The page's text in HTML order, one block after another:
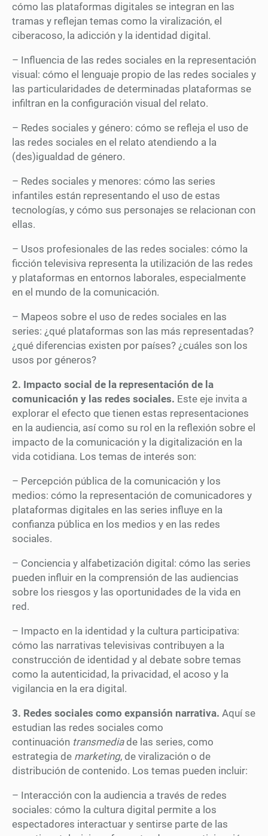
cómo las plataformas digitales se integran en las
tramas y reflejan temas como la viralización, el
ciberacoso, la adicción y la identidad digital.
– Influencia de las redes sociales en la representación
visual: cómo el lenguaje propio de las redes sociales y
las particularidades de determinadas plataformas se
infiltran en la configuración visual del relato.
– Redes sociales y género: cómo se refleja el uso de
las redes sociales en el relato atendiendo a la
(des)igualdad de género.
– Redes sociales y menores: cómo las series
infantiles están representando el uso de estas
tecnologías, y cómo sus personajes se relacionan con
ellas.
– Usos profesionales de las redes sociales: cómo la
ficción televisiva representa la utilización de las redes
y plataformas en entornos laborales, especialmente
en el mundo de la comunicación.
– Mapeos sobre el uso de redes sociales en las
series: ¿qué plataformas son las más representadas?
¿qué diferencias existen por países? ¿cuáles son los
usos por géneros?
2. Impacto social de la representación de la
comunicación y las redes sociales. Este eje invita a
explorar el efecto que tienen estas representaciones
en la audiencia, así como su rol en la reflexión sobre el
impacto de la comunicación y la digitalización en la
vida cotidiana. Los temas de interés son:
– Percepción pública de la comunicación y los
medios: cómo la representación de comunicadores y
plataformas digitales en las series influye en la
confianza pública en los medios y en las redes
sociales.
– Conciencia y alfabetización digital: cómo las series
pueden influir en la comprensión de las audiencias
sobre los riesgos y las oportunidades de la vida en
red.
– Impacto en la identidad y la cultura participativa:
cómo las narrativas televisivas contribuyen a la
construcción de identidad y al debate sobre temas
como la autenticidad, la privacidad, el acoso y la
vigilancia en la era digital.
3. Redes sociales como expansión narrativa. Aquí se
estudian las redes sociales como
continuación transmediade las series, como
estrategia de marketing, de viralización o de
distribución de contenido. Los temas pueden incluir:
– Interacción con la audiencia a través de redes
sociales: cómo la cultura digital permite a los
espectadores interactuar y sentirse parte de las